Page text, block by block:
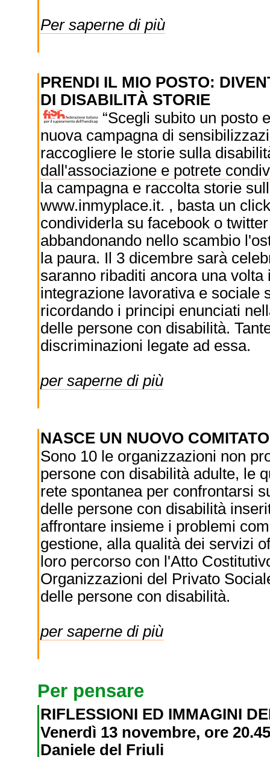
Per saperne di più
PRENDI IL MIO POSTO:
DI DISABILITÀ STORIE
“Scegli subito un posto
nuova campagna di
raccogliere le storie sulla
dall'associazione e potrete
la campagna e raccolta storie
www.inmyplace.it. , basta un
condividerla su facebook o
abbandonando nello scambio
la paura. Il 3 dicembre sarà
saranno ribaditi ancora una
integrazione lavorativa e sociale
ricordando i principi enunciati
delle persone con disabilità.
discriminazioni legate ad essa.
per saperne di più
NASCE UN NUOVO
Sono 10 le organizzazioni non
persone con disabilità adulte, le
rete spontanea per confrontarsi
delle persone con disabilità
affrontare insieme i problemi
gestione, alla qualità dei servizi
loro percorso con l'Atto
Organizzazioni del Privato
delle persone con disabilità.
per saperne di più
Per pensare
RIFLESSIONI ED IMMAGINI
Venerdì 13 novembre, ore
Daniele del Friuli